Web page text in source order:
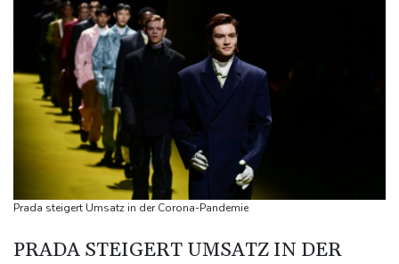
Schwimm-EM: Eikermann und Rösler gewinnen Silber und Bronze
Syrische Staatsmedien: Bombe in Kleinbus nahe Damaskus
explodiert
Bundesanwaltschaft übernimmt Ermittlungen zu Sprengstoff-
Drohne in Leipzig
42,2 Grad: Allzeit-Hitzerekord in der Slowakei nach nur einem
Tag gebrochen
Französische Sängerin Vanessa Paradis gibt Trennung von
Regisseur Benchetrit bekannt
Schwimm-EM: Hentschel/Müller gewinnen Synchron-Bronze
Prada steigert Umsatz in der Corona-Pandemie
PRADA STEIGERT UMSATZ IN DER